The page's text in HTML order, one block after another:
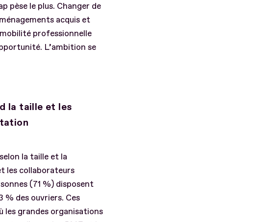
pèse le plus. Changer de
acquis et
professionnelle
L’ambition se
la taille et les
la taille et la
les collaborateurs
(71 %) disposent
% des ouvriers. Ces
les grandes organisations